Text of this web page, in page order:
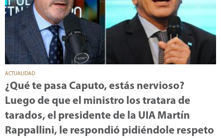
ACTUALIDAD
¿Qué te pasa Caputo, estás nervioso?
Luego de que el ministro los tratara de
tarados, el presidente de la UIA Martín
Rappallini, le respondió pidiéndole respeto